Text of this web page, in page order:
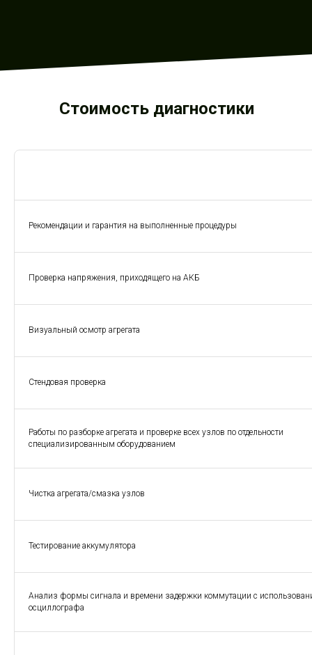
Стоимость диагностики
Рекомендации и гарантия на выполненные процедуры
Проверка напряжения, приходящего на АКБ
Визуальный осмотр агрегата
Стендовая проверка
Работы по разборке агрегата и проверке всех узлов по отдельности
специализированным оборудованием
Чистка агрегата/смазка узлов
Тестирование аккумулятора
Анализ формы сигнала и времени задержки коммутации с
осциллографа